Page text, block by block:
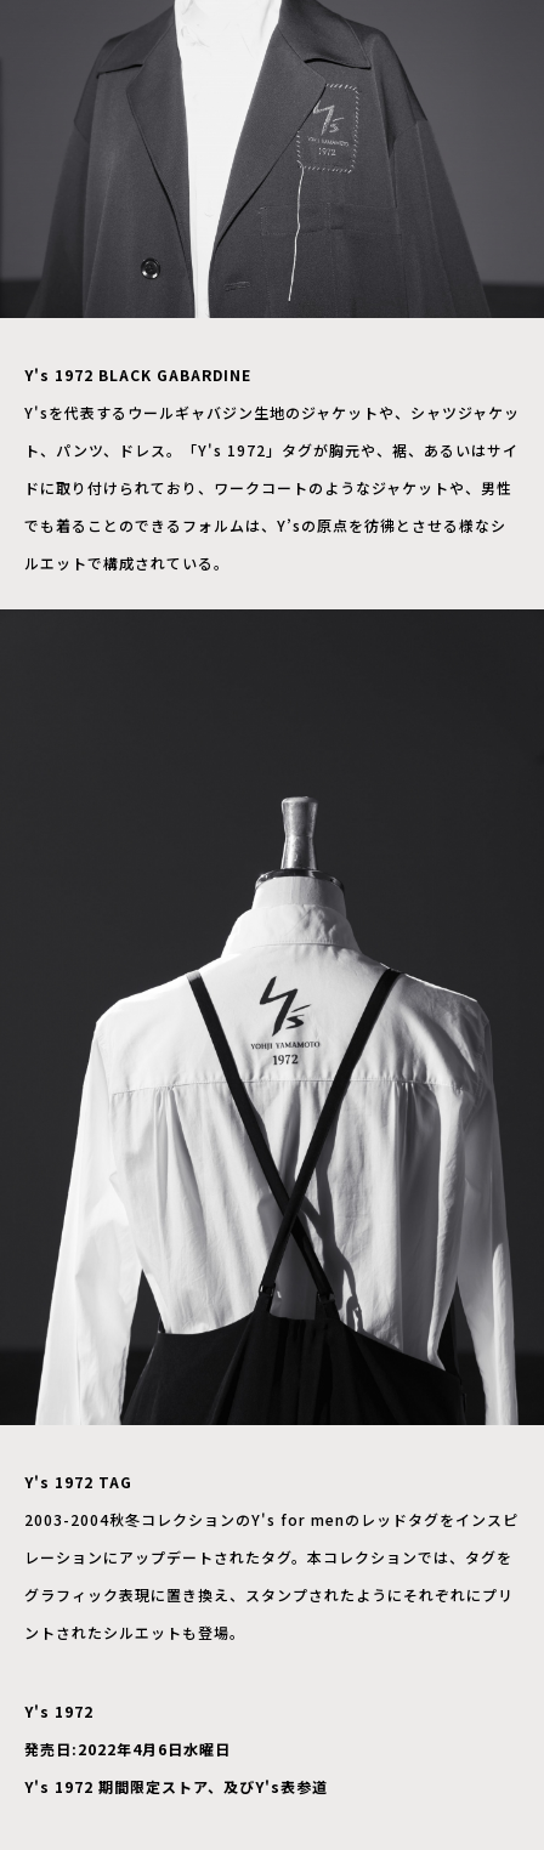
Y's 1972 BLACK GABARDINE
Y'sを代表するウールギャバジン生地のジャケットや、シャツジャケッ
ト、パンツ、ドレス。「Y's 1972」タグが胸元や、裾、あるいはサイ
ドに取り付けられており、ワークコートのようなジャケットや、男性
でも着ることのできるフォルムは、Y’sの原点を彷彿とさせる様なシ
ルエットで構成されている。
Y's 1972 TAG
2003-2004秋冬コレクションのY's for menのレッドタグをインスピ
レーションにアップデートされたタグ。本コレクションでは、タグを
グラフィック表現に置き換え、スタンプされたようにそれぞれにプリ
ントされたシルエットも登場。
Y's 1972
発売日:2022年4月6日水曜日
Y's 1972 期間限定ストア、及びY's表参道